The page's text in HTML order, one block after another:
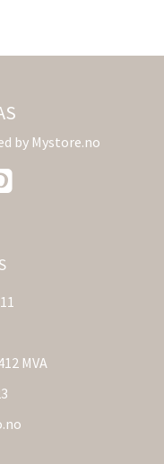
by Mystore.no
MVA